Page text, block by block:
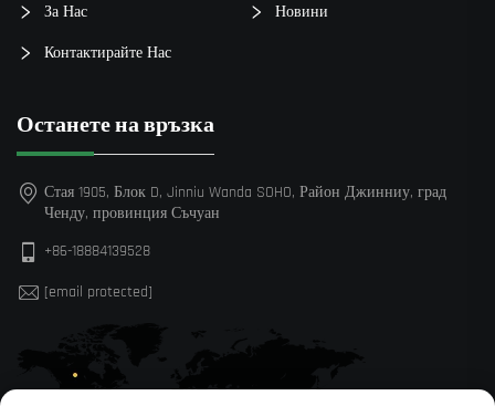
За Нас Новини
Контактирайте Нас
Останете на връзка
Стая 1905, Блок D, Jinniu Wanda SOHO, Район Джинниу, град
Ченду, провинция Съчуан
+86-18884139528
[email protected]